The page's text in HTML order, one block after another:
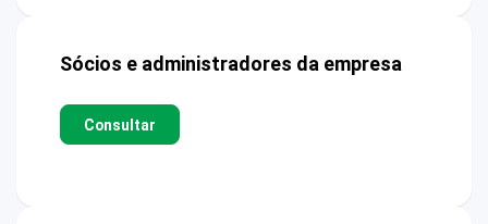
Sócios e administradores da empresa
Consultar